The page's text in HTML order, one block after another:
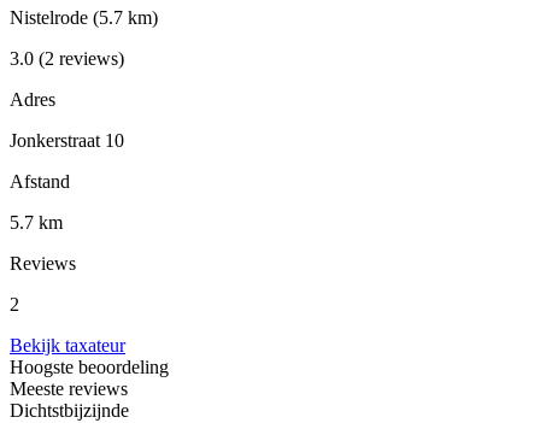
Nistelrode (5.7 km)
3.0 (2 reviews)
Adres
Jonkerstraat 10
Afstand
5.7 km
Reviews
2
Bekijk taxateur
Hoogste beoordeling
Meeste reviews
Dichtstbijzijnde